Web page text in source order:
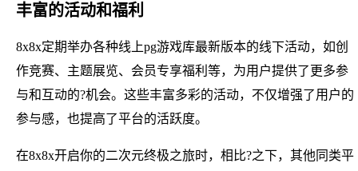
丰富的活动和福利
8x8x定期举办各种线上pg游戏库最新版本的线下活动，如创
作竞赛、主题展览、会员专享福利等，为用户提供了更多参
与和互动的?机会。这些丰富多彩的活动，不仅增强了用户的
参与感，也提高了平台的活跃度。
在8x8x开启你的二次元终极之旅时，相比?之下，其他同类平